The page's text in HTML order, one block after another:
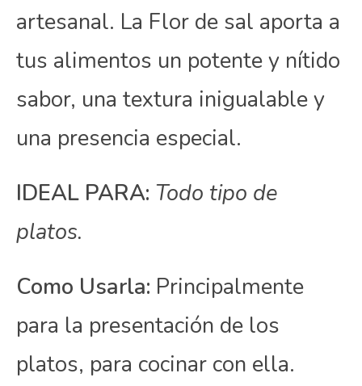
artesanal. La Flor de sal aporta a
tus alimentos un potente y nítido
sabor, una textura inigualable y
una presencia especial.
IDEAL PARA: Todo tipo de
platos.
Como Usarla: Principalmente
para la presentación de los
platos, para cocinar con ella.